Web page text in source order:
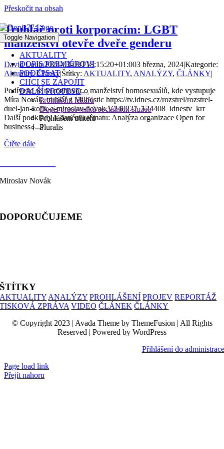
Přeskočit na obsah
Toggle Navigation
AKTUALITY
DOPIS PREMIÉROVI
PODEPSAT
CHCI SE ZAPOJIT
DALŠÍ PROFESE
Prohlášení lékařů
Dopis pracovníků sociálních služeb
Prohlášení učitelů
Pluralis
Truhlář proti korporacím: LGBT
manželství otevře dveře genderu
David Loula2024-03-03T18:15:20+01:003 března, 2024|Kategorie:
Aktuality,Články|Štítky: AKTUALITY, ANALÝZY, ČLÁNKY|
Podívejte se na rozhovor o manželství homosexuálů, kde vystupuje
Míra Novák, truhlář z Milhostic https://tv.idnes.cz/rozstrel/rozstrel-
duel-jan-kotik-a-miroslav-novak.V240227_124408_idnestv_krr
Další podklady k danému tématu: Analýza organizace Open for
business [...]
Čtěte dále
Miroslav Novák
DOPORUČUJEME
ŠTÍTKY
AKTUALITY ANALÝZY PROHLÁŠENÍ PROJEV REPORTÁŽ
TISKOVÁ ZPRÁVA VIDEO ČLÁNEK ČLÁNKY
© Copyright 2023 | Avada Theme by ThemeFusion | All Rights
Reserved | Powered by WordPress
Přihlášení do administrace
Page load link
Přejít nahoru